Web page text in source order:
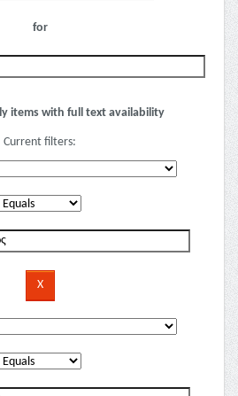
for
items with full text availability
Current filters: